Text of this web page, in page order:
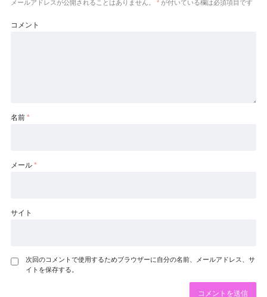
メールアドレスが公開されることはありません。 * が付いている欄は必須項目です
コメント
名前 *
メール *
サイト
次回のコメントで使用するためブラウザーに自分の名前、メールアドレス、サ
イトを保存する。